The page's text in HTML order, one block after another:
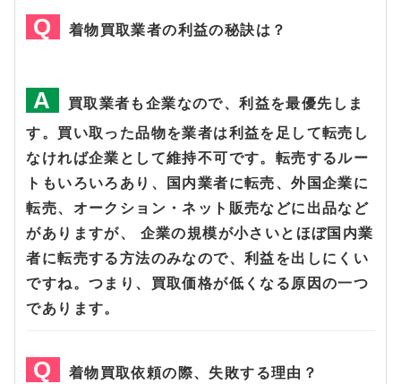
着物買取業者の利益の秘訣は？
買取業者も企業なので、利益を最優先しま
す。買い取った品物を業者は利益を足して転売し
なければ企業として維持不可です。転売するルー
トもいろいろあり、国内業者に転売、外国企業に
転売、オークション・ネット販売などに出品など
がありますが、 企業の規模が小さいとほぼ国内業
者に転売する方法のみなので、利益を出しにくい
ですね。つまり、買取価格が低くなる原因の一つ
であります。
着物買取依頼の際、失敗する理由？